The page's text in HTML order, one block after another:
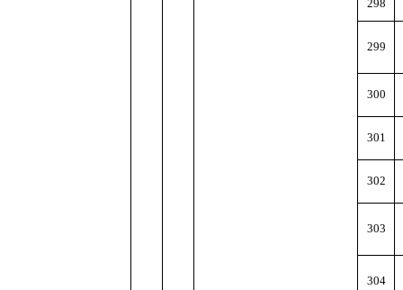
298
299
300
301
302
303
304